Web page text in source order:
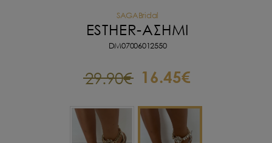
SAGABridal
ESTHER-ΑΣΗΜΙ
DM07006012550
29.90€ 16.45€